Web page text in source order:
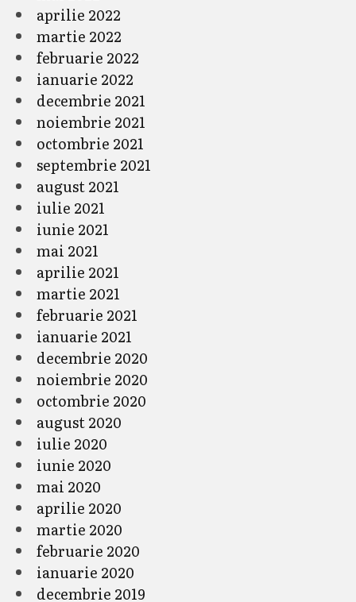
aprilie 2022
martie 2022
februarie 2022
ianuarie 2022
decembrie 2021
noiembrie 2021
octombrie 2021
septembrie 2021
august 2021
iulie 2021
iunie 2021
mai 2021
aprilie 2021
martie 2021
februarie 2021
ianuarie 2021
decembrie 2020
noiembrie 2020
octombrie 2020
august 2020
iulie 2020
iunie 2020
mai 2020
aprilie 2020
martie 2020
februarie 2020
ianuarie 2020
decembrie 2019